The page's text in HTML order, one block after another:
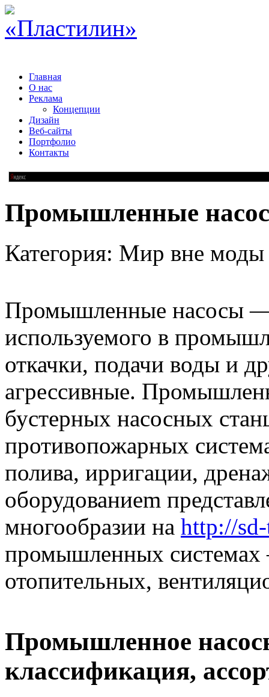
Главная
О нас
Реклама
Концепции
Дизайн
Веб-сайты
Портфолио
Контакты
Промышленные
Категория: Мир вне
Промышленные насосы —
используемого в
откачки, подачи воды и
агрессивные.
бустерных насосных
противопожарных
полива, ирригации,
оборудованиеm
многообразии на http://
промышленных
отопительных,
Промышленное
классификация,